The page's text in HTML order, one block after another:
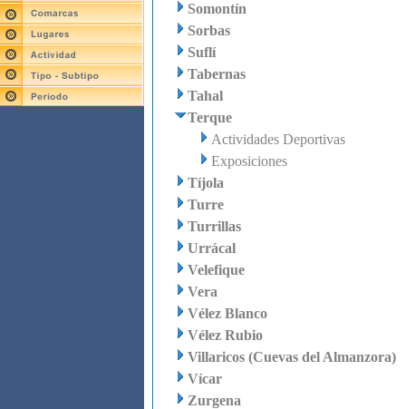
Somontín
Sorbas
Suflí
Tabernas
Tahal
Terque
Actividades Deportivas
Exposiciones
Tíjola
Turre
Turrillas
Urrácal
Velefique
Vera
Vélez Blanco
Vélez Rubio
Villaricos (Cuevas del Almanzora)
Vícar
Zurgena